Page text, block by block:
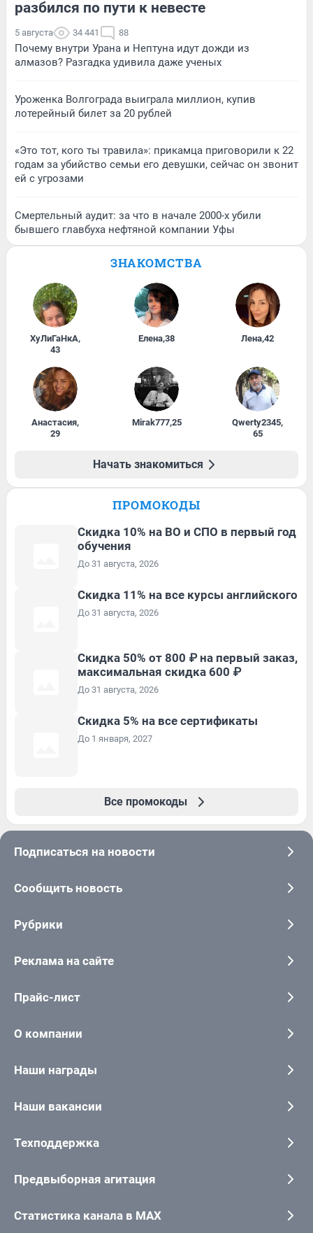
разбился по пути к невесте
5 августа 34 441 88
Почему внутри Урана и Нептуна идут дожди из
алмазов? Разгадка удивила даже ученых
Уроженка Волгограда выиграла миллион, купив
лотерейный билет за 20 рублей
«Это тот, кого ты травила»: прикамца приговорили к 22
годам за убийство семьи его девушки, сейчас он звонит
ей с угрозами
Смертельный аудит: за что в начале 2000-х убили
бывшего главбуха нефтяной компании Уфы
ЗНАКОМСТВА
ХуЛиГаНкА,
43
Елена,38 Лена,42
Анастасия,
29
Mirak777,25 Qwerty2345,
65
Начать знакомиться
ПРОМОКОДЫ
Скидка 10% на ВО и СПО в первый год
обучения
До 31 августа, 2026
Скидка 11% на все курсы английского
До 31 августа, 2026
Скидка 50% от 800 ₽ на первый заказ,
максимальная скидка 600 ₽
До 31 августа, 2026
Скидка 5% на все сертификаты
До 1 января, 2027
Все промокоды
Подписаться на новости
Сообщить новость
Рубрики
Реклама на сайте
Прайс-лист
О компании
Наши награды
Наши вакансии
Техподдержка
Предвыборная агитация
Статистика канала в MAX